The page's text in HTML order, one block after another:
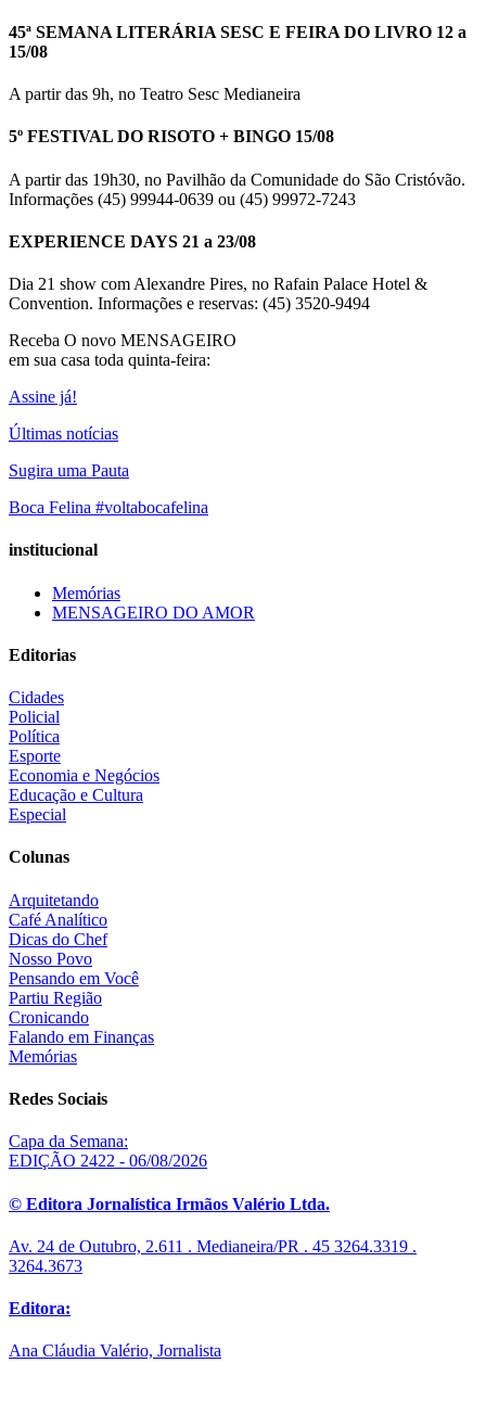
45ª SEMANA LITERÁRIA SESC E FEIRA DO LIVRO 12 a
15/08
A partir das 9h, no Teatro Sesc Medianeira
5º FESTIVAL DO RISOTO + BINGO 15/08
A partir das 19h30, no Pavilhão da Comunidade do São Cristóvão.
Informações (45) 99944-0639 ou (45) 99972-7243
EXPERIENCE DAYS 21 a 23/08
Dia 21 show com Alexandre Pires, no Rafain Palace Hotel &
Convention. Informações e reservas: (45) 3520-9494
Receba O novo MENSAGEIRO
em sua casa toda quinta-feira:
Assine já!
Últimas notícias
Sugira uma Pauta
Boca Felina #voltabocafelina
institucional
Memórias
MENSAGEIRO DO AMOR
Editorias
Cidades
Policial
Política
Esporte
Economia e Negócios
Educação e Cultura
Especial
Colunas
Arquitetando
Café Analítico
Dicas do Chef
Nosso Povo
Pensando em Você
Partiu Região
Cronicando
Falando em Finanças
Memórias
Redes Sociais
Capa da Semana:
EDIÇÃO 2422 - 06/08/2026
© Editora Jornalística Irmãos Valério Ltda.
Av. 24 de Outubro, 2.611 . Medianeira/PR . 45 3264.3319 .
3264.3673
Editora:
Ana Cláudia Valério, Jornalista